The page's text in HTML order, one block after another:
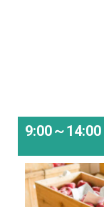
9:00～